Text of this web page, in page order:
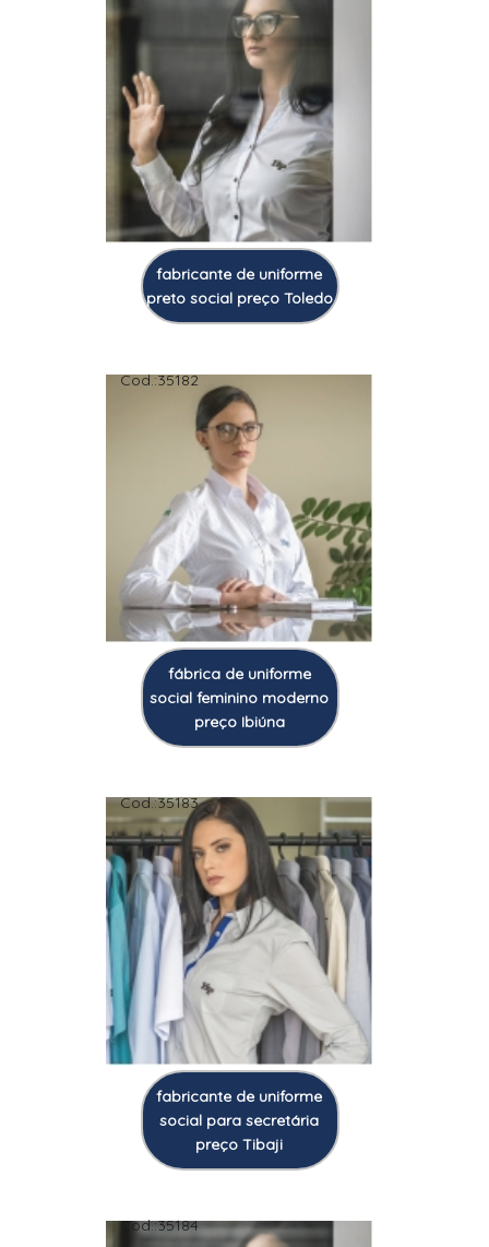
fabricante de uniforme
preto social preço Toledo
Cod.:35182
fábrica de uniforme
social feminino moderno
preço Ibiúna
Cod.:35183
fabricante de uniforme
social para secretária
preço Tibaji
Cod.:35184